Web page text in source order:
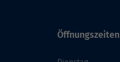
Öffnungszeiten